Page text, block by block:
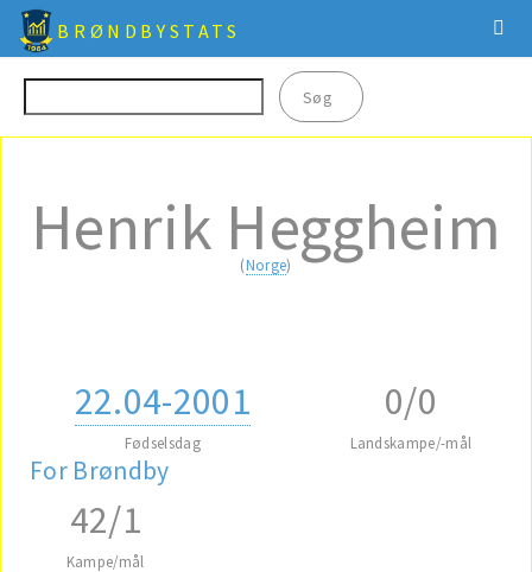
BRØNDBYSTATS
Henrik Heggheim
(Norge)
22.04-2001
Fødselsdag
0/0
Landskampe/-mål
For Brøndby
42/1
Kampe/mål